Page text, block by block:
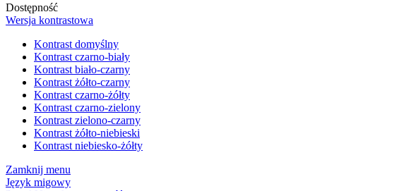
Dostępność
Wersja kontrastowa
Kontrast domyślny
Kontrast czarno-biały
Kontrast biało-czarny
Kontrast żółto-czarny
Kontrast czarno-żółty
Kontrast czarno-zielony
Kontrast zielono-czarny
Kontrast żółto-niebieski
Kontrast niebiesko-żółty
Zamknij menu
Język migowy